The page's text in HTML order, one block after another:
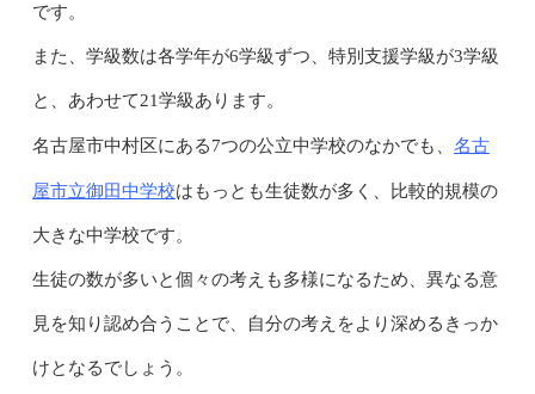
です。
また、学級数は各学年が6学級ずつ、特別支援学級が3学級
と、あわせて21学級あります。
名古屋市中村区にある7つの公立中学校のなかでも、 名古
屋市立御田中学校はもっとも生徒数が多く、比較的規模の
大きな中学校です。
生徒の数が多いと個々の考えも多様になるため、異なる意
見を知り認め合うことで、自分の考えをより深めるきっか
けとなるでしょう。